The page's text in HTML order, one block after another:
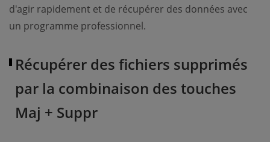
d'agir rapidement et de récupérer des données avec
un programme professionnel.
Récupérer des fichiers supprimés
par la combinaison des touches
Maj + Suppr